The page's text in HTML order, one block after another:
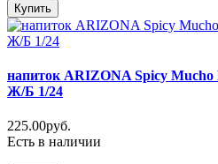
Купить
напиток ARIZONA Spicy Mucho
Ж/Б 1/24
225.00руб.
Есть в наличии